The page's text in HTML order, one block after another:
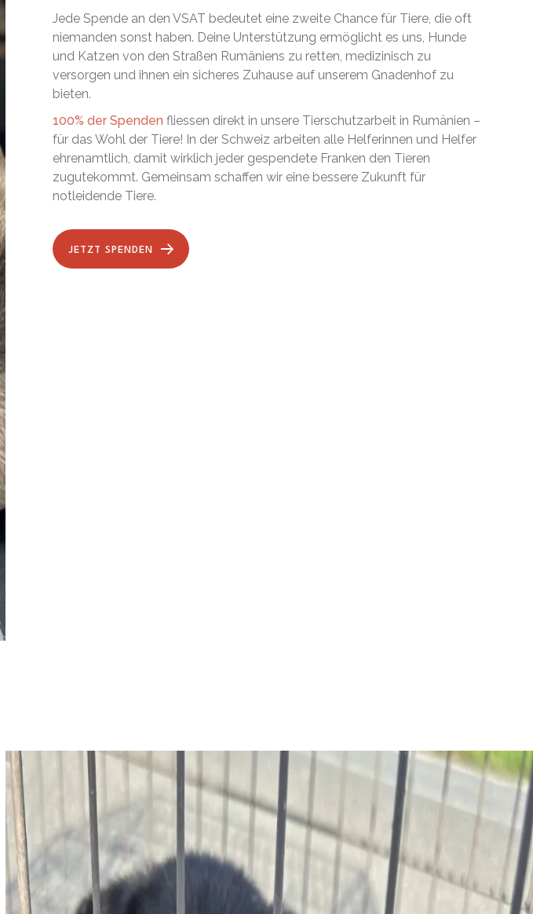
Jede Spende an den VSAT bedeutet eine zweite Chance für Tiere, die oft
niemanden sonst haben. Deine Unterstützung ermöglicht es uns, Hunde
und Katzen von den Straßen Rumäniens zu retten, medizinisch zu
versorgen und ihnen ein sicheres Zuhause auf unserem Gnadenhof zu
bieten.
100% der Spenden fliessen direkt in unsere Tierschutzarbeit in Rumänien –
für das Wohl der Tiere! In der Schweiz arbeiten alle Helferinnen und Helfer
ehrenamtlich, damit wirklich jeder gespendete Franken den Tieren
zugutekommt. Gemeinsam schaffen wir eine bessere Zukunft für
notleidende Tiere.
JETZT SPENDEN